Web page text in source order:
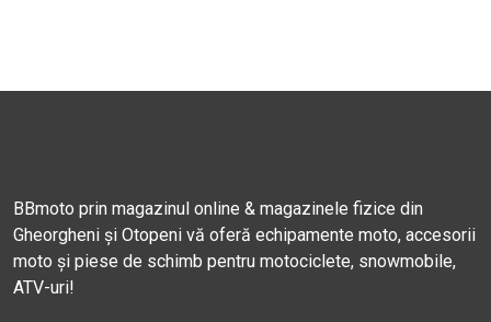
BBmoto prin magazinul online & magazinele fizice din
Gheorgheni și Otopeni vă oferă echipamente moto, accesorii
moto și piese de schimb pentru motociclete, snowmobile,
ATV-uri!